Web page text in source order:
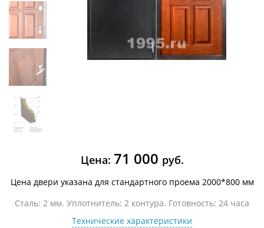
Цена: 71 000 руб.
Цена двери указана для стандартного проема 2000*800 мм
Сталь: 2 мм. Уплотнитель: 2 контура. Готовность: 24 часа
Технические характеристики